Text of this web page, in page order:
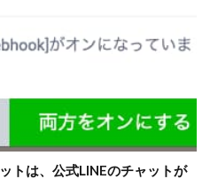
トは、公式LINEのチャットが